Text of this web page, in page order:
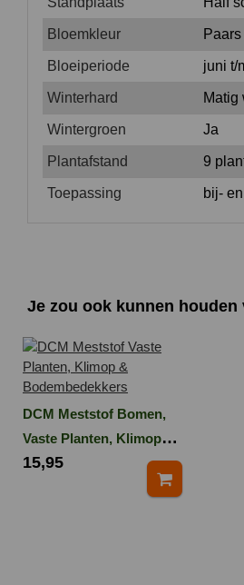
Bloemkleur Paars
Bloeiperiode juni t/
Winterhard Matig
Wintergroen Ja
Plantafstand 9
Toepassing bij-
Je zou ook kunnen
DCM Meststof Bomen,
Vaste Planten, Klimop
en Bodembedekkers 3
15,95